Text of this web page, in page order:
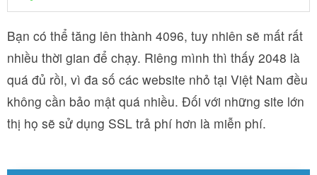
Bạn có thể tăng lên thành 4096, tuy nhiên sẽ mất rất
nhiều thời gian để chạy. Riêng mình thì thấy 2048 là
quá đủ rồi, vì đa số các website nhỏ tại Việt Nam đều
không cần bảo mật quá nhiều. Đối với những site lớn
thị họ sẽ sử dụng SSL trả phí hơn là miễn phí.